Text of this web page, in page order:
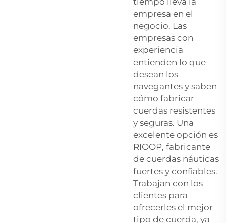
empresa en el
negocio. Las
empresas con
experiencia
entienden lo que
desean los
navegantes y saben
cómo fabricar
cuerdas resistentes
y seguras. Una
excelente opción es
RIOOP, fabricante
de cuerdas náuticas
fuertes y confiables.
Trabajan con los
clientes para
ofrecerles el mejor
tipo de cuerda, ya